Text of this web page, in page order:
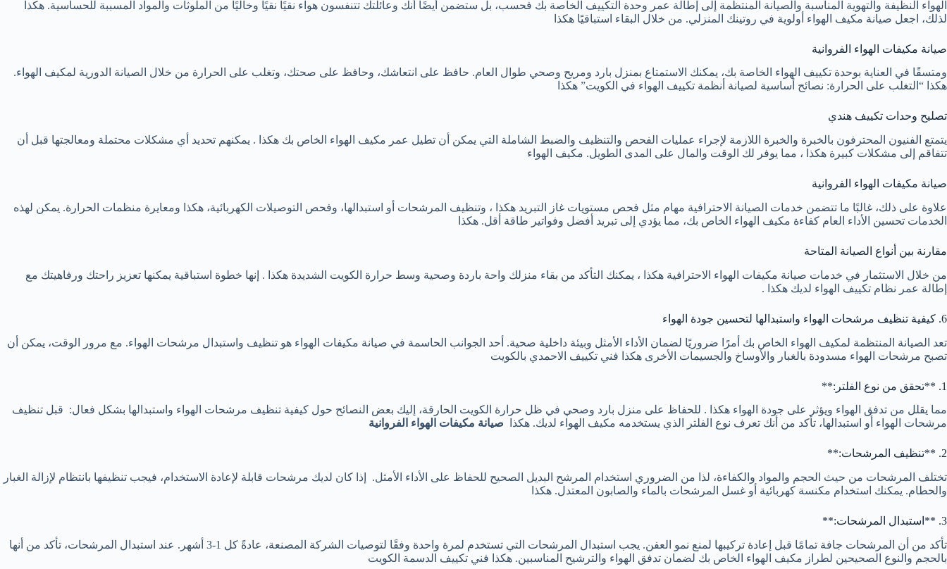
الهواء النظيفة والتهوية المناسبة والصيانة المنتظمة إلى إطالة عمر وحدة التكييف الخاصة بك فحسب، بل ستضمن أيضًا أنك وعائلتك تتنفسون هواء نقيًا نقيًا وخاليًا من الملوثات والمواد المسببة للحساسية. هكذا
لذلك، اجعل صيانة مكيف الهواء أولوية في روتينك المنزلي. من خلال البقاء استباقيًا هكذا
صيانة مكيفات الهواء الفروانية
ومتسقًا في العناية بوحدة تكييف الهواء الخاصة بك، يمكنك الاستمتاع بمنزل بارد ومريح وصحي طوال العام. حافظ على انتعاشك، وحافظ على صحتك، وتغلب على الحرارة من خلال الصيانة الدورية لمكيف الهواء.
هكذا “التغلب على الحرارة: نصائح أساسية لصيانة أنظمة تكييف الهواء في الكويت” هكذا
تصليح وحدات تكييف هندي
يتمتع الفنيون المحترفون بالخبرة والخبرة اللازمة لإجراء عمليات الفحص والتنظيف والضبط الشاملة التي يمكن أن تطيل عمر مكيف الهواء الخاص بك هكذا . يمكنهم تحديد أي مشكلات محتملة ومعالجتها قبل أن
تتفاقم إلى مشكلات كبيرة هكذا ، مما يوفر لك الوقت والمال على المدى الطويل. مكيف الهواء
صيانة مكيفات الهواء الفروانية
علاوة على ذلك، غالبًا ما تتضمن خدمات الصيانة الاحترافية مهام مثل فحص مستويات غاز التبريد هكذا ، وتنظيف المرشحات أو استبدالها، وفحص التوصيلات الكهربائية، هكذا ومعايرة منظمات الحرارة. يمكن لهذه
الخدمات تحسين الأداء العام كفاءة مكيف الهواء الخاص بك، مما يؤدي إلى تبريد أفضل وفواتير طاقة أقل. هكذا
مقارنة بين أنواع الصيانة المتاحة
من خلال الاستثمار في خدمات صيانة مكيفات الهواء الاحترافية هكذا ، يمكنك التأكد من بقاء منزلك واحة باردة وصحية وسط حرارة الكويت الشديدة هكذا . إنها خطوة استباقية يمكنها تعزيز راحتك ورفاهيتك مع
إطالة عمر نظام تكييف الهواء لديك هكذا .
6. كيفية تنظيف مرشحات الهواء واستبدالها لتحسين جودة الهواء
تعد الصيانة المنتظمة لمكيف الهواء الخاص بك أمرًا ضروريًا لضمان الأداء الأمثل وبيئة داخلية صحية. أحد الجوانب الحاسمة في صيانة مكيفات الهواء هو تنظيف واستبدال مرشحات الهواء. مع مرور الوقت، يمكن أن
تصبح مرشحات الهواء مسدودة بالغبار والأوساخ والجسيمات الأخرى هكذا فني تكييف الاحمدي بالكويت
1. **تحقق من نوع الفلتر:**
مما يقلل من تدفق الهواء ويؤثر على جودة الهواء هكذا . للحفاظ على منزل بارد وصحي في ظل حرارة الكويت الحارقة، إليك بعض النصائح حول كيفية تنظيف مرشحات الهواء واستبدالها بشكل فعال: قبل تنظيف
مرشحات الهواء أو استبدالها، تأكد من أنك تعرف نوع الفلتر الذي يستخدمه مكيف الهواء لديك. هكذا صيانة مكيفات الهواء الفروانية
2. **تنظيف المرشحات:**
تختلف المرشحات من حيث الحجم والمواد والكفاءة، لذا من الضروري استخدام المرشح البديل الصحيح للحفاظ على الأداء الأمثل. إذا كان لديك مرشحات قابلة لإعادة الاستخدام، فيجب تنظيفها بانتظام لإزالة الغبار
والحطام. يمكنك استخدام مكنسة كهربائية أو غسل المرشحات بالماء والصابون المعتدل. هكذا
3. **استبدال المرشحات:**
تأكد من أن المرشحات جافة تمامًا قبل إعادة تركيبها لمنع نمو العفن. يجب استبدال المرشحات التي تستخدم لمرة واحدة وفقًا لتوصيات الشركة المصنعة، عادةً كل 1-3 أشهر. عند استبدال المرشحات، تأكد من أنها
بالحجم والنوع الصحيحين لطراز مكيف الهواء الخاص بك لضمان تدفق الهواء والترشيح المناسبين. هكذا فني تكييف الدسمة الكويت